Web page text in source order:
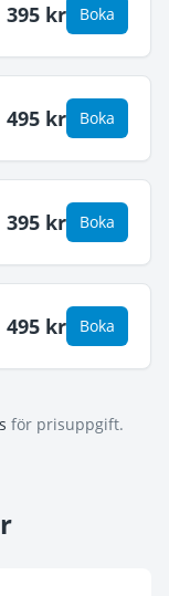
395 kr Boka
495 kr Boka
395 kr Boka
495 kr Boka
för prisuppgift.